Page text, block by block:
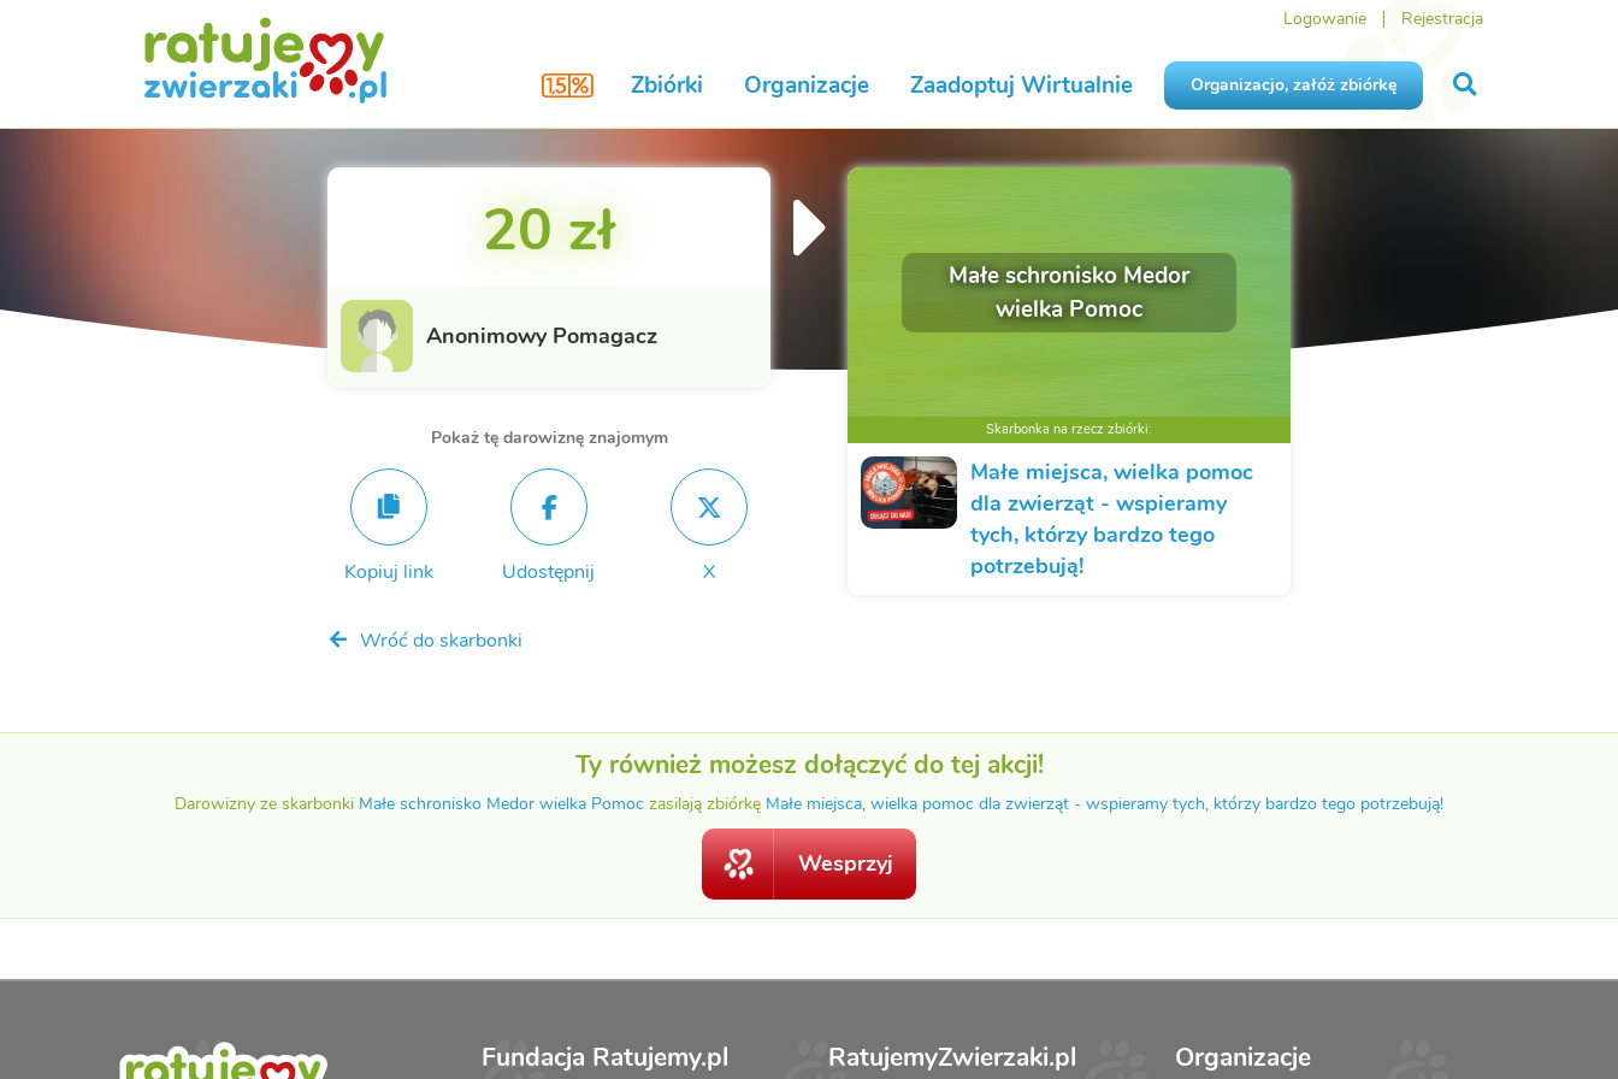
Logowanie Rejestracja
Zbiórki Organizacje Zaadoptuj Wirtualnie Organizacjo, załóż zbiórkę
20 zł
Anonimowy Pomagacz
Pokaż tę darowiznę znajomym
Kopiuj link Udostępnij X
Wróć do skarbonki
Małe schronisko Medor
wielka Pomoc
Skarbonka na rzecz zbiórki:
Małe miejsca, wielka pomoc
dla zwierząt - wspieramy
tych, którzy bardzo tego
potrzebują!
Ty również możesz dołączyć do tej akcji!
Darowizny ze skarbonki Małe schronisko Medor wielka Pomoc zasilają zbiórkę Małe miejsca, wielka pomoc dla zwierząt - wspieramy tych, którzy bardzo tego potrzebują!
Wesprzyj
Fundacja Ratujemy.pl RatujemyZwierzaki.pl Organizacje